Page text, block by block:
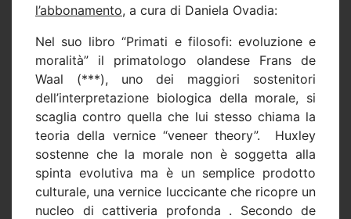
l’abbonamento, a cura di Daniela Ovadia:
Nel suo libro “Primati e filosofi: evoluzione e
moralità” il primatologo olandese Frans de
Waal (***), uno dei maggiori sostenitori
dell’interpretazione biologica della morale, si
scaglia contro quella che lui stesso chiama la
teoria della vernice “veneer theory”.
Huxley
sostenne che la morale non è soggetta alla
spinta evolutiva ma è un semplice prodotto
culturale, una vernice luccicante che ricopre un
nucleo di cattiveria profonda . Secondo de